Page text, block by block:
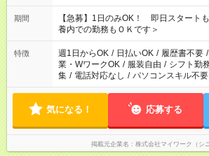
22：00 ・22：00～翌6：00 など
期間
【急募】1日のみOK！ 即日スタート
養内での勤務もＯＫです＞
特徴 週1日からOK / 日払いOK / 履歴書不要 /
業・WワークOK / 服装自由 / シフト勤
集 / 電話対応なし / パソコンスキル不要
気になる！ 応募する
掲載元企業名 株式会社マイワーク（シニ